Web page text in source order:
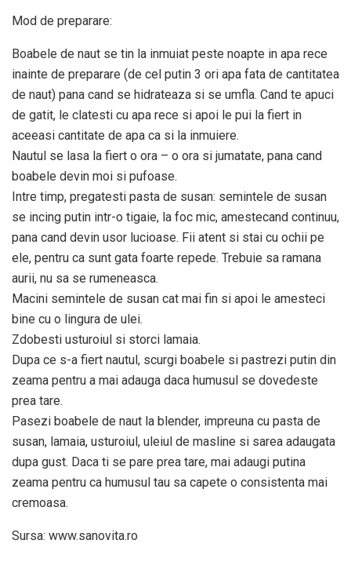
Mod de preparare:
Boabele de naut se tin la inmuiat peste noapte in apa rece
inainte de preparare (de cel putin 3 ori apa fata de cantitatea
de naut) pana cand se hidrateaza si se umfla. Cand te apuci
de gatit, le clatesti cu apa rece si apoi le pui la fiert in
aceeasi cantitate de apa ca si la inmuiere.
Nautul se lasa la fiert o ora – o ora si jumatate, pana cand
boabele devin moi si pufoase.
Intre timp, pregatesti pasta de susan: semintele de susan
se incing putin intr-o tigaie, la foc mic, amestecand continuu,
pana cand devin usor lucioase. Fii atent si stai cu ochii pe
ele, pentru ca sunt gata foarte repede. Trebuie sa ramana
aurii, nu sa se rumeneasca.
Macini semintele de susan cat mai fin si apoi le amesteci
bine cu o lingura de ulei.
Zdobesti usturoiul si storci lamaia.
Dupa ce s-a fiert nautul, scurgi boabele si pastrezi putin din
zeama pentru a mai adauga daca humusul se dovedeste
prea tare.
Pasezi boabele de naut la blender, impreuna cu pasta de
susan, lamaia, usturoiul, uleiul de masline si sarea adaugata
dupa gust. Daca ti se pare prea tare, mai adaugi putina
zeama pentru ca humusul tau sa capete o consistenta mai
cremoasa.
Sursa: www.sanovita.ro